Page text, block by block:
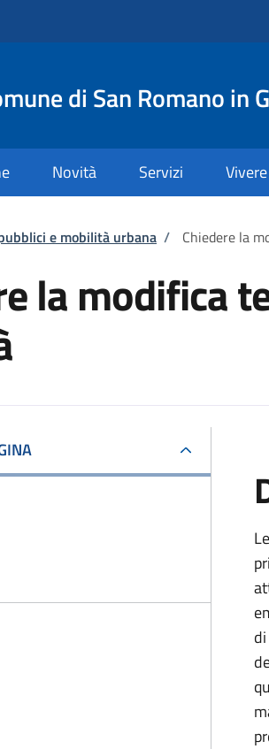
di San Romano in
Novità Servizi
di pane
e mobilità urbana / Chiedere la
la modifica